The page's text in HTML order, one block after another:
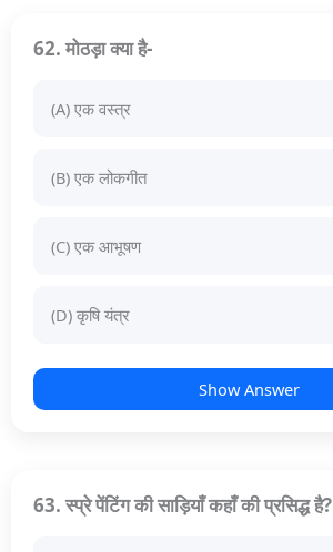
62. मोठड़ा क्या है-
(A) एक वस्त्र
(B) एक लोकगीत
(C) एक आभूषण
(D) कृषि यंत्र
Show Answer
63. स्प्रे पेंटिंग की साड़ियाँ कहाँ की प्रसिद्ध है?